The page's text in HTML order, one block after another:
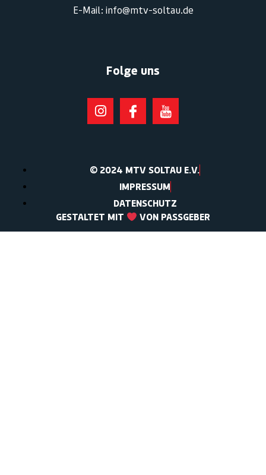
E-Mail: info@mtv-soltau.de
Folge uns
© 2024 MTV SOLTAU E.V.
IMPRESSUM
DATENSCHUTZ
GESTALTET MIT
VON PASSGEBER